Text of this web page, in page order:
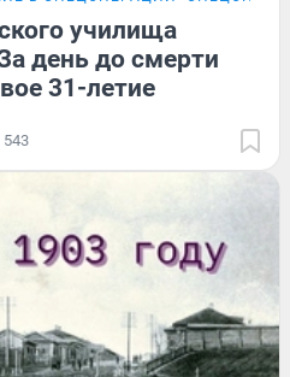
училища
день до смерти
31-летие
543